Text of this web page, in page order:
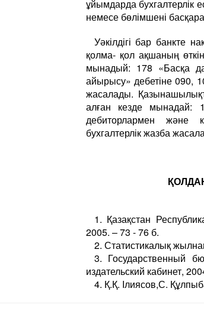
ұйымдарда бухгалтерлік
немесе бөлімшені
Уәкілдігі бар банкте
қолма- қол ақшаның
мынадый: 178 «Басқа
айырысу» дебетіне 090,
жасалады.
алған кезде мынадай:
дебиторлармен және
бухгалтерлік жазба
1. Қазақстан
2005. – 73 - 76 б.
2. Статистикалық
3. Государственный
издательский кабинет,
4. Қ.Қ. Ілиясов,С.